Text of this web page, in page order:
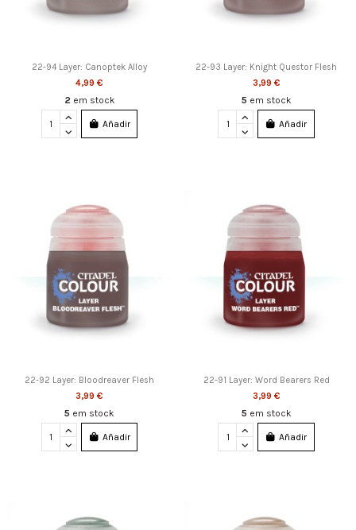
22-94 Layer: Canoptek Alloy
4,99 €
2 em stock
Añadir
22-93 Layer: Knight Questor Flesh
3,99 €
5 em stock
Añadir
22-92 Layer: Bloodreaver Flesh
3,99 €
5 em stock
Añadir
22-91 Layer: Word Bearers Red
3,99 €
5 em stock
Añadir